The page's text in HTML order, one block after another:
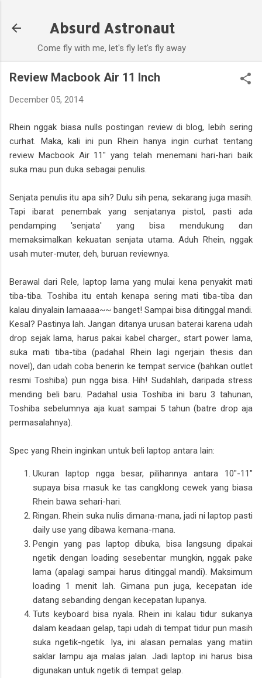
Absurd Astronaut
Come fly with me, let's fly let's fly away
Review Macbook Air 11 Inch
December 05, 2014
Rhein nggak biasa nulls postingan review di blog, lebih sering
curhat. Maka, kali ini pun Rhein hanya ingin curhat tentang
review Macbook Air 11" yang telah menemani hari-hari baik
suka mau pun duka sebagai penulis.
Senjata penulis itu apa sih? Dulu sih pena, sekarang juga masih.
Tapi ibarat penembak yang senjatanya pistol, pasti ada
pendamping 'senjata' yang bisa mendukung dan
memaksimalkan kekuatan senjata utama. Aduh Rhein, nggak
usah muter-muter, deh, buruan reviewnya.
Berawal dari Rele, laptop lama yang mulai kena penyakit mati
tiba-tiba. Toshiba itu entah kenapa sering mati tiba-tiba dan
kalau dinyalain lamaaaa~~ banget! Sampai bisa ditinggal mandi.
Kesal? Pastinya lah. Jangan ditanya urusan baterai karena udah
drop sejak lama, harus pakai kabel charger., start power lama,
suka mati tiba-tiba (padahal Rhein lagi ngerjain thesis dan
novel), dan udah coba benerin ke tempat service (bahkan outlet
resmi Toshiba) pun ngga bisa. Hih! Sudahlah, daripada stress
mending beli baru. Padahal usia Toshiba ini baru 3 tahunan,
Toshiba sebelumnya aja kuat sampai 5 tahun (batre drop aja
permasalahnya).
Spec yang Rhein inginkan untuk beli laptop antara lain:
Ukuran laptop ngga besar, pilihannya antara 10"-11"
supaya bisa masuk ke tas cangklong cewek yang biasa
Rhein bawa sehari-hari.
Ringan. Rhein suka nulis dimana-mana, jadi ni laptop pasti
daily use yang dibawa kemana-mana.
Pengin yang pas laptop dibuka, bisa langsung dipakai
ngetik dengan loading sesebentar mungkin, nggak pake
lama (apalagi sampai harus ditinggal mandi). Maksimum
loading 1 menit lah. Gimana pun juga, kecepatan ide
datang sebanding dengan kecepatan lupanya.
Tuts keyboard bisa nyala. Rhein ini kalau tidur sukanya
dalam keadaan gelap, tapi udah di tempat tidur pun masih
suka ngetik-ngetik. Iya, ini alasan pemalas yang matiin
saklar lampu aja malas jalan. Jadi laptop ini harus bisa
digunakan untuk ngetik di tempat gelap.